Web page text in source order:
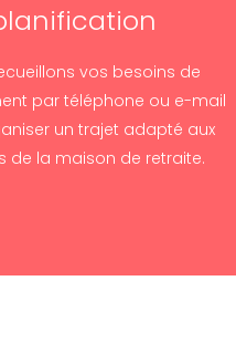
vos besoins de
par téléphone ou e-mail
un trajet adapté aux
de la maison de retraite.